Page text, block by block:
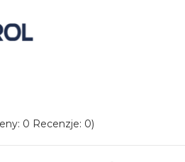
0 Recenzje: 0)